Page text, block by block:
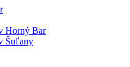
Horný Bar
Šuľany